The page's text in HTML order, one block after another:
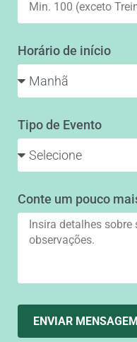
Horário de início
Tipo de Evento
Conte um pouco
ENVIAR MENSAGEM